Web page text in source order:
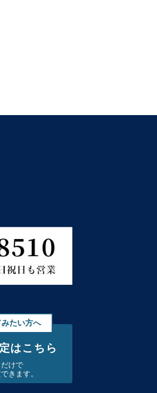
たい方へ
はこちら
けで
きます。